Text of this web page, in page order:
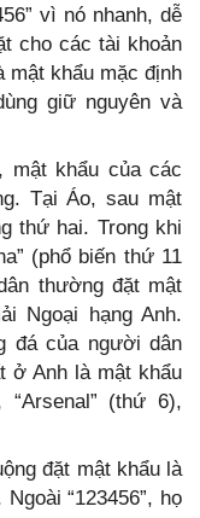
vì nó nhanh, dễ
cho các tài khoản
mật khẩu mặc định
giữ nguyên và
mật khẩu của các
Tại Áo, sau mật
thứ hai. Trong khi
(phổ biến thứ 11
thường đặt mật
Ngoại hạng Anh.
đá của người dân
ở Anh là mật khẩu
“Arsenal” (thứ 6),
đặt mật khẩu là
“123456”, họ